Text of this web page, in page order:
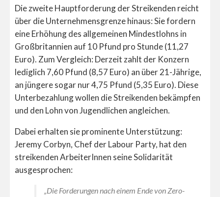
Die zweite Hauptforderung der Streikenden reicht
über die Unternehmensgrenze hinaus: Sie fordern
eine Erhöhung des allgemeinen Mindestlohns in
Großbritannien auf 10 Pfund pro Stunde (11,27
Euro). Zum Vergleich: Derzeit zahlt der Konzern
lediglich 7,60 Pfund (8,57 Euro) an über 21-Jährige,
an jüngere sogar nur 4,75 Pfund (5,35 Euro). Diese
Unterbezahlung wollen die Streikenden bekämpfen
und den Lohn von Jugendlichen angleichen.
Dabei erhalten sie prominente Unterstützung:
Jeremy Corbyn, Chef der Labour Party, hat den
streikenden ArbeiterInnen seine Solidarität
ausgesprochen:
„Die Forderungen nach einem Ende von Zero-